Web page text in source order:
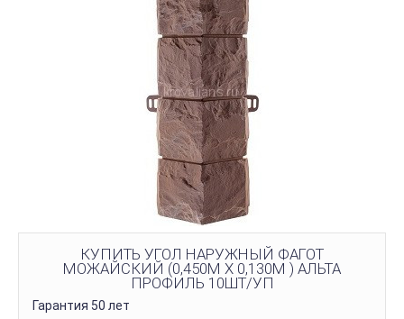
КУПИТЬ УГОЛ НАРУЖНЫЙ ФАГОТ
МОЖАЙСКИЙ (0,450М Х 0,130М ) АЛЬТА
ПРОФИЛЬ 10ШТ/УП
Гарантия 50 лет